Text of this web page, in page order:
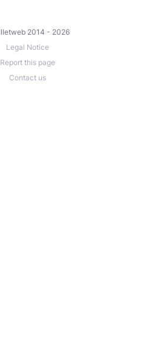
2014 - 2026
Legal Notice
Report this page
Contact us